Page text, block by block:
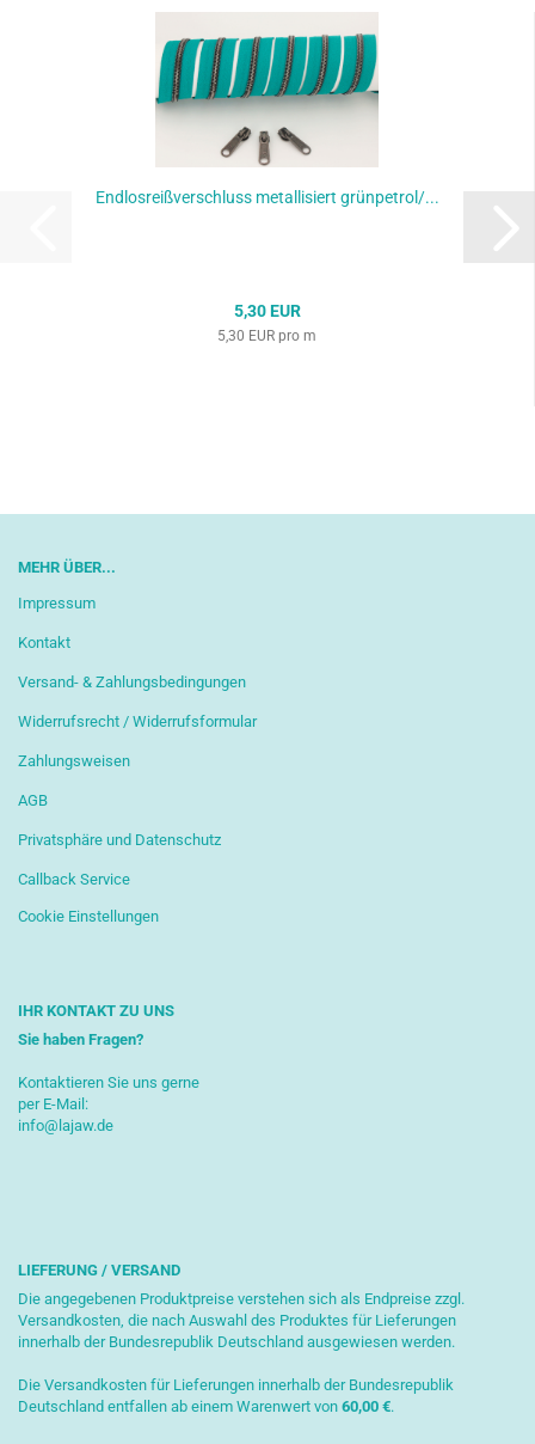
Endlosreißverschluss metallisiert grünpetrol/...
5,30 EUR
5,30 EUR pro m
MEHR ÜBER...
Impressum
Kontakt
Versand- & Zahlungsbedingungen
Widerrufsrecht / Widerrufsformular
Zahlungsweisen
AGB
Privatsphäre und Datenschutz
Callback Service
Cookie Einstellungen
IHR KONTAKT ZU UNS
Sie haben Fragen?
Kontaktieren Sie uns gerne
per E-Mail:
info@lajaw.de
LIEFERUNG / VERSAND
Die angegebenen Produktpreise verstehen sich als Endpreise zzgl.
Versandkosten, die nach Auswahl des Produktes für Lieferungen
innerhalb der Bundesrepublik Deutschland ausgewiesen werden.
Die Versandkosten für Lieferungen innerhalb der Bundesrepublik
Deutschland entfallen ab einem Warenwert von 60,00 €.